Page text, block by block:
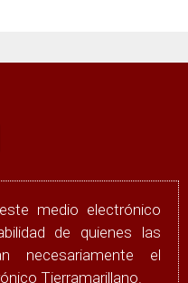
medio electrónico
de quienes las
necesariamente el
Tierramarillano.